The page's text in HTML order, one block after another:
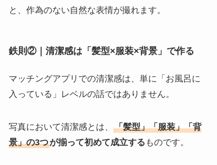
と、作為のない自然な表情が撮れます。
鉄則②｜清潔感は「髪型×服装×背景」で作る
マッチングアプリでの清潔感は、単に「お風呂に
入っている」レベルの話ではありません。
写真において清潔感とは、 「髪型」「服装」「背
景」の3つが揃って初めて成立する ものです。